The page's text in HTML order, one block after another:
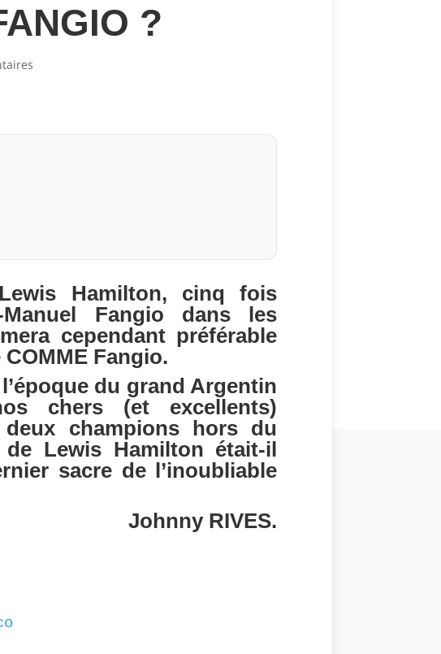
?
Hamilton, cinq fois
Fangio dans les
cependant préférable
Fangio.
du grand Argentin
chers (et excellents)
champions hors du
Lewis Hamilton était-il
sacre de l’inoubliable
RIVES.